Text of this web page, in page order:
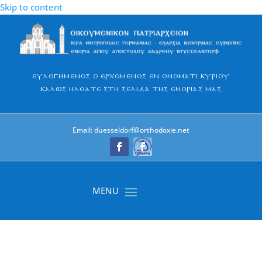
Skip to content
Ευλογημένος ο Ερχόμενος εν ονόματι Κυρίου
Καλώς ήλθατε στη σελίδα της Ενορίας μας
Email: duesseldorf@orthodoxie.net